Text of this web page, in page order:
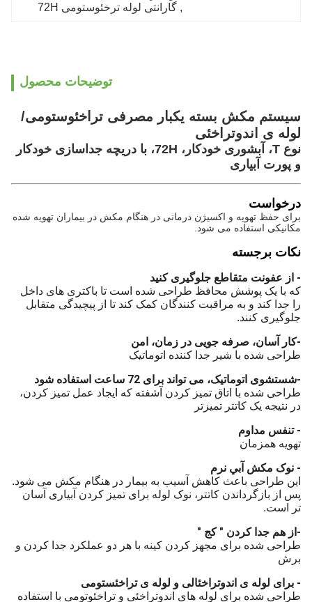
, گارانتی لوله ترخئوستومی 72H
توضیحات محصول
سیستم مکش بسته یکبار مصرفی تراخئوستومی/
لوله ی اندوتراخئی
نوع T، آبشوری خودکار، 72H، با دریچه جداسازی خودکار
و پورت آبیاری
درخواست
برای حفظ تهویه و اکسیژن درمانی در هنگام مکش در بیماران تهویه شده
مکانیکی استفاده می شود.
نکات برجسته
- از عفونت متقاطع جلوگیری کنید
که با یک پوشش محافظ طراحی شده است تا باکتری های داخل
را جدا کند و به مراقبت کنندگان کمک کند تا از پیچیدگی متقابل
جلوگیری کنند.
کار آسان، صرفه جویی در زمان، امن
طراحی شده با شیر جدا کننده اتوماتیک
-شستشوی اتوماتیک، می تواند برای 72 ساعت استفاده شود
طراحی شده با اتاق تمیز کردن آشفته که ایجاد عمل تمیز کردن،
در نتیجه یک کاتتر تمیزتر
- تنفس مداوم
تهویه همزمان
- نوک مکش آبي نرم
این طراحی باعث کاهش آسیب به بیمار در هنگام مکش می شود.
پس از بازگرداندن کاتتر، نوک لوله برای تمیز کردن آبیاری آسان
تر است.
-از هم جدا کردن " کج "
طراحی شده برای مجهز کردن کینه با هر دو عملکرد جدا کردن و
برش
- برای لوله ی اندوتراخئالی و لوله ی تراخئستومی
طراحی شده برای لوله های اندوتراخئی و تراخئوتومی با استفاده